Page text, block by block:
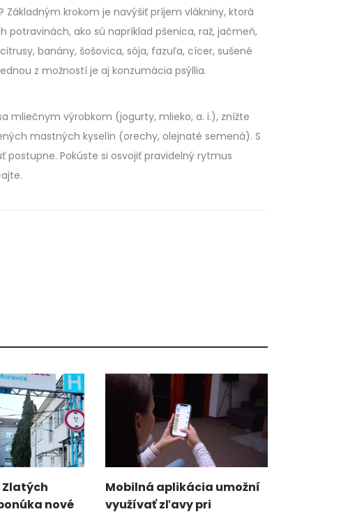
krokom je navýšiť príjem vlákniny, ktorá
ako sú napríklad pšenica, raž, jačmeň,
banány, šošovica, sója, fazuľa, cícer, sušené
z možností je aj konzumácia psýllia.
mliečnym výrobkom (jogurty, mlieko, a. i.), znížte
mastných kyselín (orechy, olejnaté semená). S
Pokúste si osvojiť pravidelný rytmus
Zlatých
nové
Mobilná aplikácia umožní
využívať zľavy pri